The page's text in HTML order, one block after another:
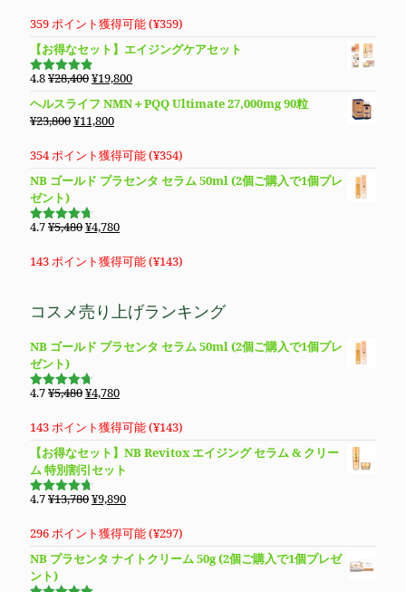
た。
す。
価
は
¥14,800
し
た。
の
格
は
で
359 ポイント獲得可能 (¥359)
【お得なセット】エイジングケアセット
5段階で
価
4.8¥28,400元
価
格
¥28,400
で
た。
¥19,800現
の
格
は
¥19,800
ヘルスライフ NMN＋PQQ Ultimate 27,000mg 90粒
¥23,800元
価
は
¥23,800
で
た。
¥11,800現
の
格
¥11,800
す。
354 ポイント獲得可能 (¥354)
NB ゴールド プラセンタ セラム 50ml (2個ご購入で1個プレ
ゼント)
5段階で
4.7¥5,480元
価
¥5,480
し
¥4,780現
の
は
で
143 ポイント獲得可能 (¥143)
コスメ売り上げランキング
NB ゴールド プラセンタ セラム 50ml (2個ご購入で1個プレ
ゼント)
5段階で
4.7¥5,480元
価
は
¥5,480
で
た。
¥4,780現
の
格
は
¥4,780
す。
143 ポイント獲得可能 (¥143)
【お得なセット】NB Revitox エイジング セラム & クリー
ム 特別割引セット
5段階で
4.7¥13,780元
価
は
¥9,890現
の
格
296 ポイント獲得可能 (¥297)
NB プラセンタ ナイトクリーム 50g (2個ご購入で1個プレゼ
ント)